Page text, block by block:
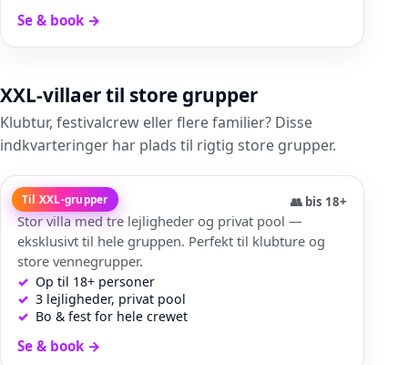
Se & book→
XXL-villaer til store grupper
Klubtur, festivalcrew eller flere familier? Disse
indkvarteringer har plads til rigtig store grupper.
Til XXL-grupper
Villa Zora 👥 bis 18+
Stor villa med tre lejligheder og privat pool —
eksklusivt til hele gruppen. Perfekt til klubture og
store vennegrupper.
Op til 18+ personer
3 lejligheder, privat pool
Bo & fest for hele crewet
Se & book→